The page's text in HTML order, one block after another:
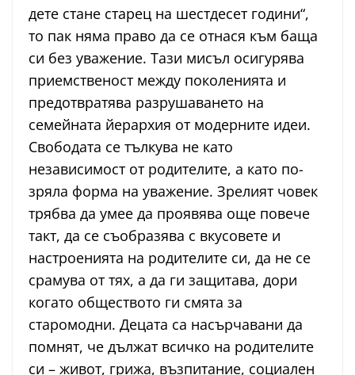
дете стане старец на шестдесет години“,
то пак няма право да се отнася към баща
си без уважение. Тази мисъл осигурява
приемственост между поколенията и
предотвратява разрушаването на
семейната йерархия от модерните идеи.
Свободата се тълкува не като
независимост от родителите, а като по-
зряла форма на уважение. Зрелият човек
трябва да умее да проявява още повече
такт, да се съобразява с вкусовете и
настроенията на родителите си, да не се
срамува от тях, а да ги защитава, дори
когато обществото ги смята за
старомодни. Децата са насърчавани да
помнят, че дължат всичко на родителите
си – живот, грижа, възпитание, социален